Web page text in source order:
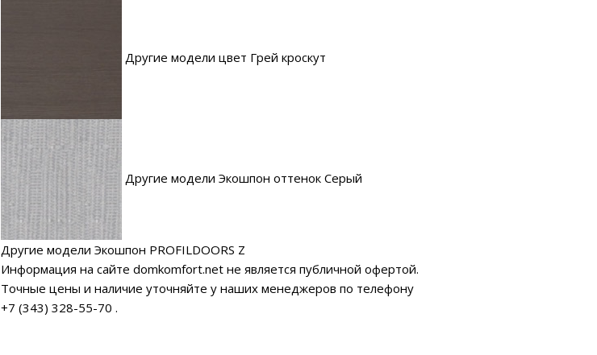
Другие модели цвет Грей кроскут
Другие модели Экошпон оттенок Серый
Другие модели Экошпон PROFILDOORS Z
Информация на сайте domkomfort.net не является публичной офертой.
Точные цены и наличие уточняйте у наших менеджеров по телефону
+7 (343) 328-55-70 .